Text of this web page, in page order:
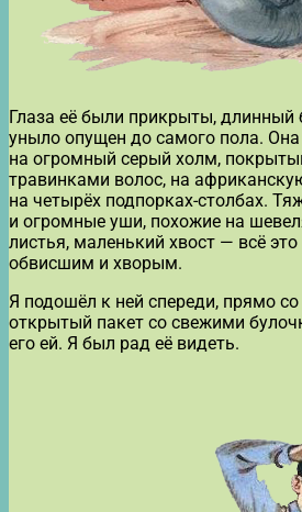
Глаза её были прикрыты, длинный
уныло опущен до самого пола.
на огромный серый холм,
травинками волос, на
на четырёх подпорках-столбах.
и огромные уши, похожие на
листья, маленький хвост — всё
обвисшим и хворым.
Я подошёл к ней спереди, прямо
открытый пакет со свежими
его ей. Я был рад её видеть.